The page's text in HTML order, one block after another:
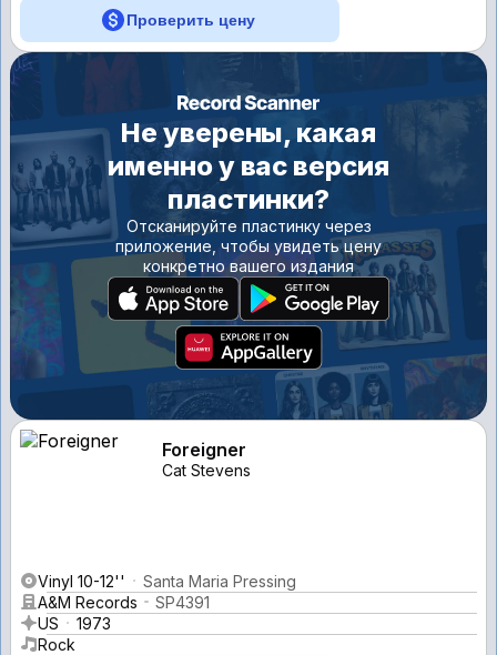
Проверить цену
Не уверены, какая
именно у вас версия
пластинки?
Отсканируйте пластинку через
приложение, чтобы увидеть цену
конкретно вашего издания
Foreigner
Cat Stevens
Vinyl 10-12''
Santa Maria Pressing
A&M Records
SP4391
US
1973
Rock